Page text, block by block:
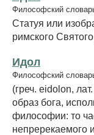
Философский
Статуя или
римского
Идол
Философский
(греч. eidolon,
образ бога,
философии: то
непререкаемого